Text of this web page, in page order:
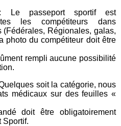
passeport sportif est
les compétiteurs dans
(Fédérales, Régionales, galas,
du compétiteur doit être
rempli aucune possibilité
soit la catégorie, nous
médicaux sur des feuilles «
doit être obligatoirement
Sportif.